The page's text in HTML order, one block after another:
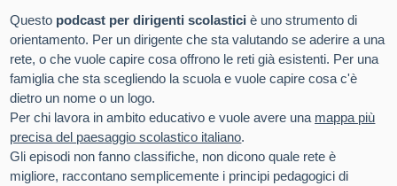
Questo podcast per dirigenti scolastici è uno strumento di
orientamento. Per un dirigente che sta valutando se aderire a una
rete, o che vuole capire cosa offrono le reti già esistenti. Per una
famiglia che sta scegliendo la scuola e vuole capire cosa c'è
dietro un nome o un logo.
Per chi lavora in ambito educativo e vuole avere una mappa più
precisa del paesaggio scolastico italiano.
Gli episodi non fanno classifiche, non dicono quale rete è
migliore, raccontano semplicemente i principi pedagogici di